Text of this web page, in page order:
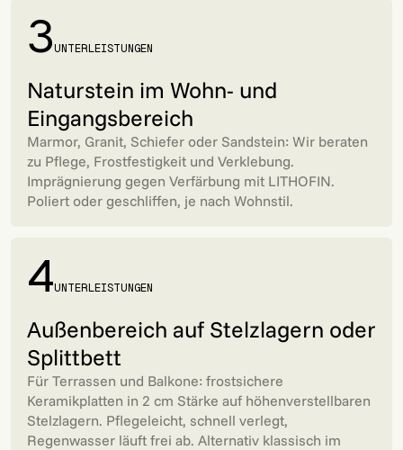
3UNTERLEISTUNGEN
Naturstein im Wohn- und
Eingangsbereich
Marmor, Granit, Schiefer oder Sandstein: Wir beraten
zu Pflege, Frostfestigkeit und Verklebung.
Imprägnierung gegen Verfärbung mit LITHOFIN.
Poliert oder geschliffen, je nach Wohnstil.
4UNTERLEISTUNGEN
Außenbereich auf Stelzlagern oder
Splittbett
Für Terrassen und Balkone: frostsichere
Keramikplatten in 2 cm Stärke auf höhenverstellbaren
Stelzlagern. Pflegeleicht, schnell verlegt,
Regenwasser läuft frei ab. Alternativ klassisch im